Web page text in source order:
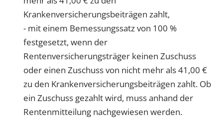
Krankenversicherungsbeiträgen zahlt,
- mit einem Bemessungssatz von 100 %
festgesetzt, wenn der
Rentenversicherungsträger keinen Zuschuss
oder einen Zuschuss von nicht mehr als 41,00 €
zu den Krankenversicherungsbeiträgen zahlt. Ob
ein Zuschuss gezahlt wird, muss anhand der
Rentenmitteilung nachgewiesen werden.